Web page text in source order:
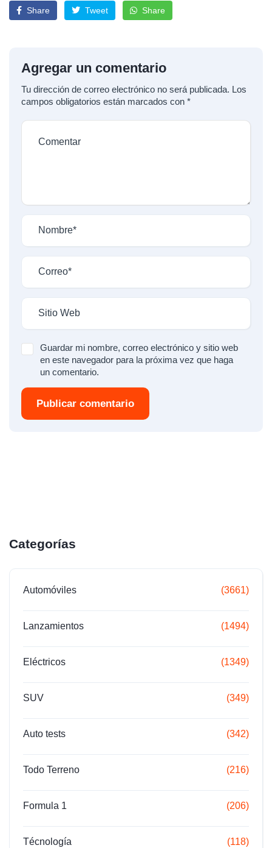
Share Tweet Share
Agregar un comentario
Tu dirección de correo electrónico no será publicada. Los
campos obligatorios están marcados con *
Guardar mi nombre, correo electrónico y sitio web
en este navegador para la próxima vez que haga
un comentario.
Publicar comentario
Categorías
Automóviles (3661)
Lanzamientos (1494)
Eléctricos (1349)
SUV (349)
Auto tests (342)
Todo Terreno (216)
Formula 1 (206)
Técnología (118)